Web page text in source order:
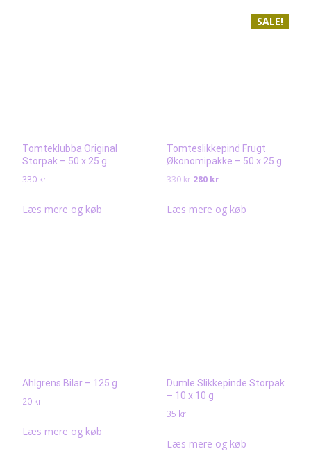
Tomteklubba Original
Storpak – 50 x 25 g
330 kr
Læs mere og køb
SALE!
Tomteslikkepind Frugt
Økonomipakke – 50 x 25 g
330kr Det
priset
280 kr
priset
Læs mere og køb
Ahlgrens Bilar – 125 g
20 kr
Læs mere og køb
Dumle Slikkepinde Storpak
– 10 x 10 g
35 kr
Læs mere og køb